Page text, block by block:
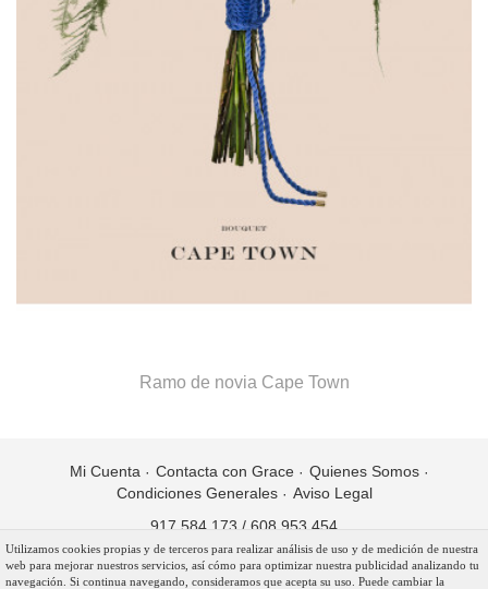
Ramo de novia Cape Town
Mi Cuenta Contacta con Grace
Quienes Somos
Condiciones Generales
Aviso Legal
917 584 173 / 608 953 454
Copyright © 2017 Grace Bridal Industries. Todos los derechos
reservados.
Utilizamos cookies propias y de terceros para realizar análisis de uso y de medición de nuestra
web para mejorar nuestros servicios, así cómo para optimizar nuestra publicidad analizando tu
navegación. Si continua navegando, consideramos que acepta su uso. Puede cambiar la